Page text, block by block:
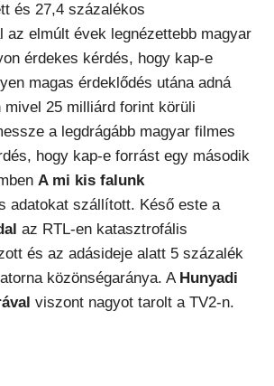
és 27,4 százalékos
az elmúlt évek legnézettebb magyar
érdekes kérdés, hogy kap-e
magas érdeklődés utána adná
mivel 25 milliárd forint körüli
a legdrágább magyar filmes
hogy kap-e forrást egy második
A mi kis falunk
adatokat szállított. Késő este a
az RTL-en katasztrofális
és az adásideje alatt 5 százalék
közönségaránya. A Hunyadi
viszont nagyot tarolt a TV2-n.